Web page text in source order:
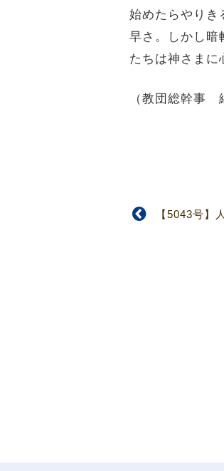
始めたらやりき
早さ。しかし暗
たちは神さまに
（教団総幹事
【5043号】